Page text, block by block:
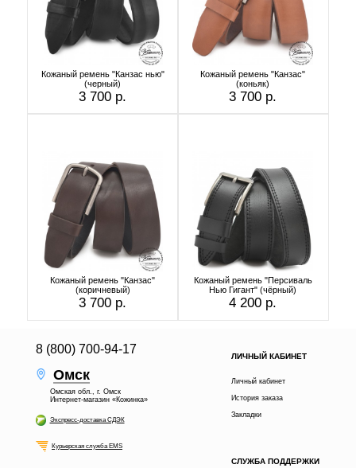
Кожаный ремень "Канзас нью"
(черный)
3 700 р.
Кожаный ремень "Канзас"
(коньяк)
3 700 р.
Кожаный ремень "Канзас"
(коричневый)
3 700 р.
Кожаный ремень "Персиваль
Нью Гигант" (чёрный)
4 200 р.
8 (800) 700-94-17
Омск
Омская обл., г. Омск
Интернет-магазин «Кожинка»
Экспресс-доставка СДЭК
Курьерская служба EMS
ЛИЧНЫЙ КАБИНЕТ
Личный кабинет
История заказа
Закладки
СЛУЖБА ПОДДЕРЖКИ